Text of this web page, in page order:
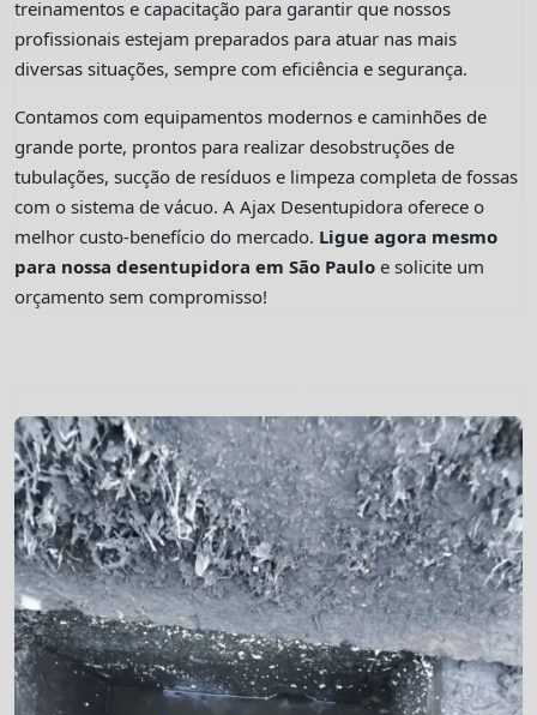
treinamentos e capacitação para garantir que nossos
profissionais estejam preparados para atuar nas mais
diversas situações, sempre com eficiência e segurança.
Contamos com equipamentos modernos e caminhões de
grande porte, prontos para realizar desobstruções de
tubulações, sucção de resíduos e limpeza completa de fossas
com o sistema de vácuo. A Ajax Desentupidora oferece o
melhor custo-benefício do mercado. Ligue agora mesmo
para nossa desentupidora em São Paulo e solicite um
orçamento sem compromisso!